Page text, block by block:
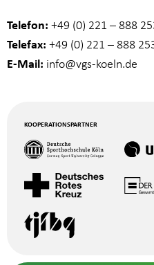
Telefon: +49 (0) 221 – 888
Telefax: +49 (0) 221 – 888
E-Mail: info@vgs-koeln.de
KOOPERATIONSPARTNER